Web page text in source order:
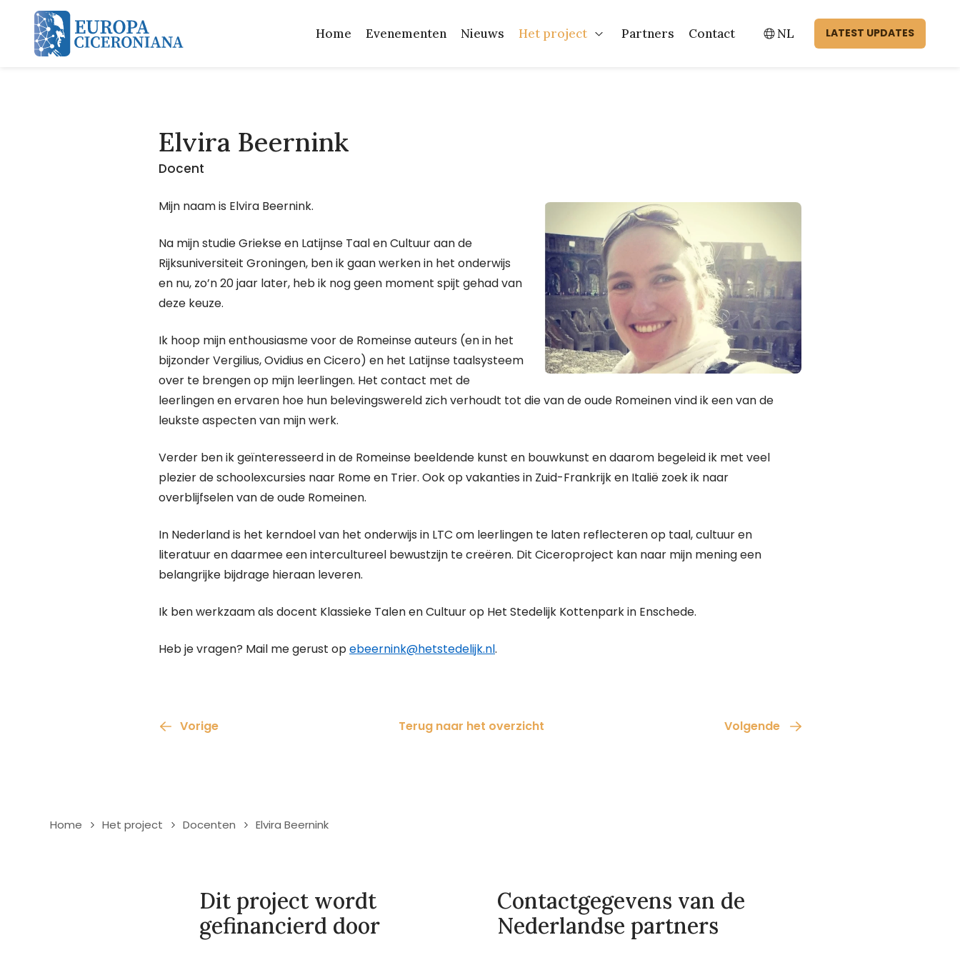
Overslaan en naar de inhoud gaan
Home Evenementen Nieuws Het project
Open Het project
Partners Contact NL
Switch language
LATEST UPDATES
Elvira Beernink
Docent
Mijn naam is Elvira Beernink.
Na mijn studie Griekse en Latijnse Taal en Cultuur aan de
Rijksuniversiteit Groningen, ben ik gaan werken in het onderwijs
en nu, zo’n 20 jaar later, heb ik nog geen moment spijt gehad van
deze keuze.
Ik hoop mijn enthousiasme voor de Romeinse auteurs (en in het
bijzonder Vergilius, Ovidius en Cicero) en het Latijnse taalsysteem
over te brengen op mijn leerlingen. Het contact met de
leerlingen en ervaren hoe hun belevingswereld zich verhoudt tot die van de oude Romeinen vind ik een van de
leukste aspecten van mijn werk.
Verder ben ik geïnteresseerd in de Romeinse beeldende kunst en bouwkunst en daarom begeleid ik met veel
plezier de schoolexcursies naar Rome en Trier. Ook op vakanties in Zuid-Frankrijk en Italië zoek ik naar
overblijfselen van de oude Romeinen.
In Nederland is het kerndoel van het onderwijs in LTC om leerlingen te laten reflecteren op taal, cultuur en
literatuur en daarmee een intercultureel bewustzijn te creëren. Dit Ciceroproject kan naar mijn mening een
belangrijke bijdrage hieraan leveren.
Ik ben werkzaam als docent Klassieke Talen en Cultuur op Het Stedelijk Kottenpark in Enschede.
Heb je vragen? Mail me gerust opebeernink@hetstedelijk.nl.
Vorige Terug naar het overzicht Volgende
Home Het project Docenten Elvira Beernink
Dit project wordt
gefinancierd door
Contactgegevens van de
Nederlandse partners